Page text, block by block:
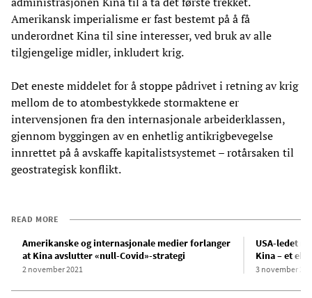
Amerikansk imperialisme er fast bestemt på å få
underordnet Kina til sine interesser, ved bruk av alle
tilgjengelige midler, inkludert krig.
Det eneste middelet for å stoppe pådrivet i retning av krig
mellom de to atombestykkede stormaktene er
intervensjonen fra den internasjonale arbeiderklassen,
gjennom byggingen av en enhetlig antikrigbevegelse
innrettet på å avskaffe kapitalistsystemet – rotårsaken til
geostrategisk konflikt.
READ MORE
Amerikanske og internasjonale medier forlanger
at Kina avslutter «null-Covid»-strategi
2 november 2021
USA-ledet
Kina – et
3 november